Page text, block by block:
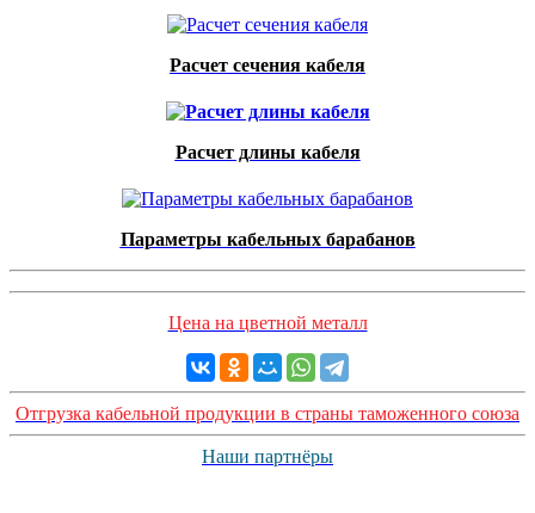
Расчет сечения кабеля
Расчет длины кабеля
Параметры кабельных барабанов
Цена на цветной металл
Отгрузка кабельной продукции в страны таможенного союза
Наши партнёры